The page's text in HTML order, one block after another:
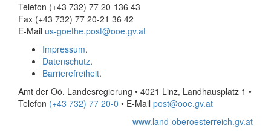
Telefon (+43 732) 77 20-136 43
Fax (+43 732) 77 20-21 36 42
E-Mail us-goethe.post@ooe.gv.at
Impressum.
Datenschutz.
Barrierefreiheit.
Amt der Oö. Landesregierung • 4021 Linz, Landhausplatz 1 •
Telefon (+43 732) 77 20-0 • E-Mail post@ooe.gv.at
www.land-oberoesterreich.gv.at